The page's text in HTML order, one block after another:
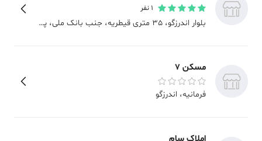
1 نفر
بلوار اندرزگو، 35 متری قیطریه، جنب بانک ملی، پلاک 77
مسکن 7
فرمانیه، اندرزگو